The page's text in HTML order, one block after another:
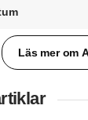
Läs mer om